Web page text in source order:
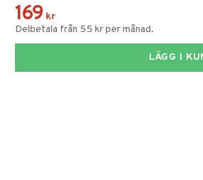
169 kr
Delbetala från 55 kr per månad.
LÄGG I